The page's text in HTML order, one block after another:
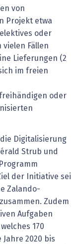
von
Projekt etwa
oder
Fällen
Lieferungen (2
im freien
oder
Digitalisierung
Strub und
der Initiative sei
Zalando-
Zudem
Aufgaben
170
2020 bis